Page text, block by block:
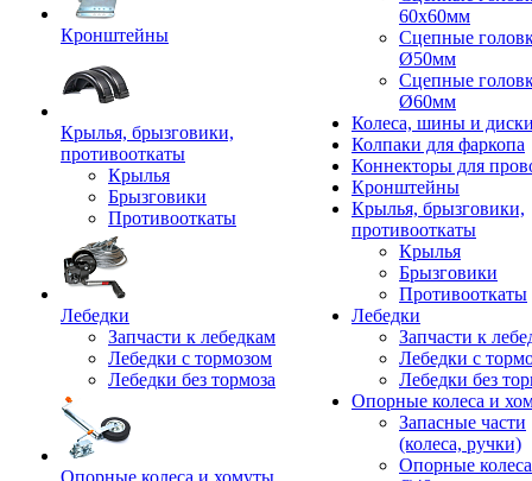
Кронштейны
Крылья, брызговики,
противооткаты
Крылья
Брызговики
Противооткаты
Лебедки
Запчасти к лебедкам
Лебедки с тормозом
Лебедки без тормоза
Опорные колеса и хомуты
60x60мм
Сцепные
Ø50мм
Сцепные
Ø60мм
Колеса, шины и
Колпаки для фаркопа
Коннекторы для
Кронштейны
Крылья, брызговики,
противооткаты
Крылья
Брызговики
Противооткаты
Лебедки
Запчасти к
Лебедки с
Лебедки без
Опорные колеса и
Запасные части
(колеса, ручки)
Опорные колеса